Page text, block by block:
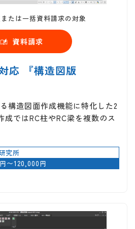
たは一括資料請求の対象
資料請求
応 『構造図版
構造図面作成機能に特化した2
成ではRC柱やRC梁を複数のス
究所
〜120,000円